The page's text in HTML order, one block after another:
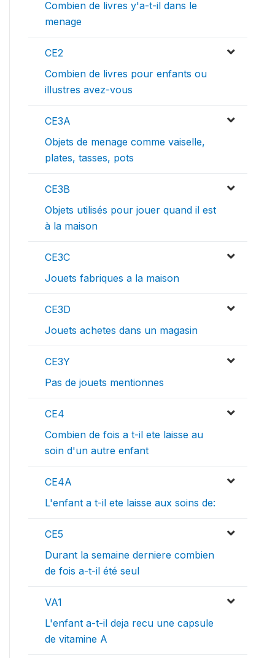
Combien de livres y'a-t-il dans le
menage
CE2
Combien de livres pour enfants ou
illustres avez-vous
CE3A
Objets de menage comme vaiselle,
plates, tasses, pots
CE3B
Objets utilisés pour jouer quand il est
à la maison
CE3C
Jouets fabriques a la maison
CE3D
Jouets achetes dans un magasin
CE3Y
Pas de jouets mentionnes
CE4
Combien de fois a t-il ete laisse au
soin d'un autre enfant
CE4A
L'enfant a t-il ete laisse aux soins de:
CE5
Durant la semaine derniere combien
de fois a-t-il été seul
VA1
L'enfant a-t-il deja recu une capsule
de vitamine A